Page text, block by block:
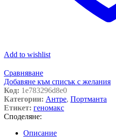
Add to wishlist
Сравняване
Добавяне към списък с желания
Код: 1e783296d8e0
Категории: Антре, Портманта
Етикет: геномакс
Споделяне:
Описание